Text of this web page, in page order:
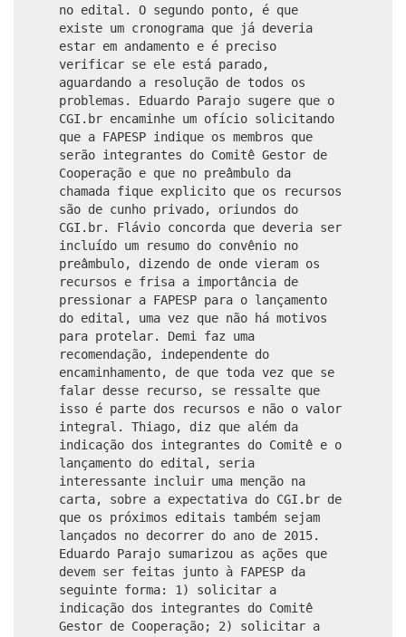
no edital. O segundo ponto, é que
existe um cronograma que já deveria
estar em andamento e é preciso
verificar se ele está parado,
aguardando a resolução de todos os
problemas. Eduardo Parajo sugere que o
CGI.br encaminhe um ofício solicitando
que a FAPESP indique os membros que
serão integrantes do Comitê Gestor de
Cooperação e que no preâmbulo da
chamada fique explicito que os recursos
são de cunho privado, oriundos do
CGI.br. Flávio concorda que deveria ser
incluído um resumo do convênio no
preâmbulo, dizendo de onde vieram os
recursos e frisa a importância de
pressionar a FAPESP para o lançamento
do edital, uma vez que não há motivos
para protelar. Demi faz uma
recomendação, independente do
encaminhamento, de que toda vez que se
falar desse recurso, se ressalte que
isso é parte dos recursos e não o valor
integral. Thiago, diz que além da
indicação dos integrantes do Comitê e o
lançamento do edital, seria
interessante incluir uma menção na
carta, sobre a expectativa do CGI.br de
que os próximos editais também sejam
lançados no decorrer do ano de 2015.
Eduardo Parajo sumarizou as ações que
devem ser feitas junto à FAPESP da
seguinte forma: 1) solicitar a
indicação dos integrantes do Comitê
Gestor de Cooperação; 2) solicitar a